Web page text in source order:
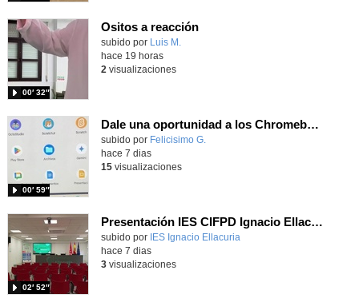
Ositos a reacción
Contenido educativo.
subido por Luis M.
00′ 32″
hace 19 horas
2 visualizaciones
Dale una oportunidad a los Chromebooks y utiliza un proyector para realizar talleres si no tienes pantallas táctiles
Contenido educativo.
subido por Felicisimo G.
00′ 59″
hace 7 dias
15visualizaciones
Presentación IES CIFPD Ignacio Ellacuría
Contenido educativo.
subido por IES Ignacio Ellacuria
02′ 52″
hace 7 dias
3visualizaciones